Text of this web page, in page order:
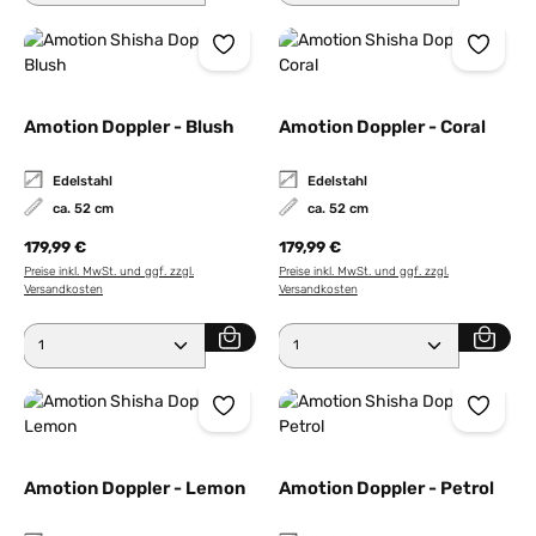
Amotion Doppler - Blush
Edelstahl
ca. 52 cm
179,99 €
Preise inkl. MwSt. und ggf. zzgl.
Versandkosten
Produkt Anzahl: Gib den gewünschten Wert ein
Amotion Doppler - Coral
Edelstahl
ca. 52 cm
179,99 €
Preise inkl. MwSt. und ggf. zzgl.
Versandkosten
Produkt Anzahl: Gib den
Amotion Doppler - Lemon Amotion Doppler - Petrol